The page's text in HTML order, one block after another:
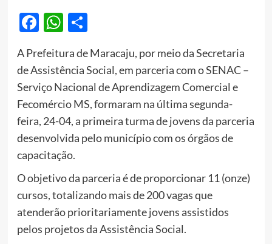
Facebook
WhatsApp
Share
A Prefeitura de Maracaju, por meio da Secretaria
de Assistência Social, em parceria com o SENAC –
Serviço Nacional de Aprendizagem Comercial e
Fecomércio MS, formaram na última segunda-
feira, 24-04, a primeira turma de jovens da parceria
desenvolvida pelo município com os órgãos de
capacitação.
O objetivo da parceria é de proporcionar 11 (onze)
cursos, totalizando mais de 200 vagas que
atenderão prioritariamente jovens assistidos
pelos projetos da Assistência Social.